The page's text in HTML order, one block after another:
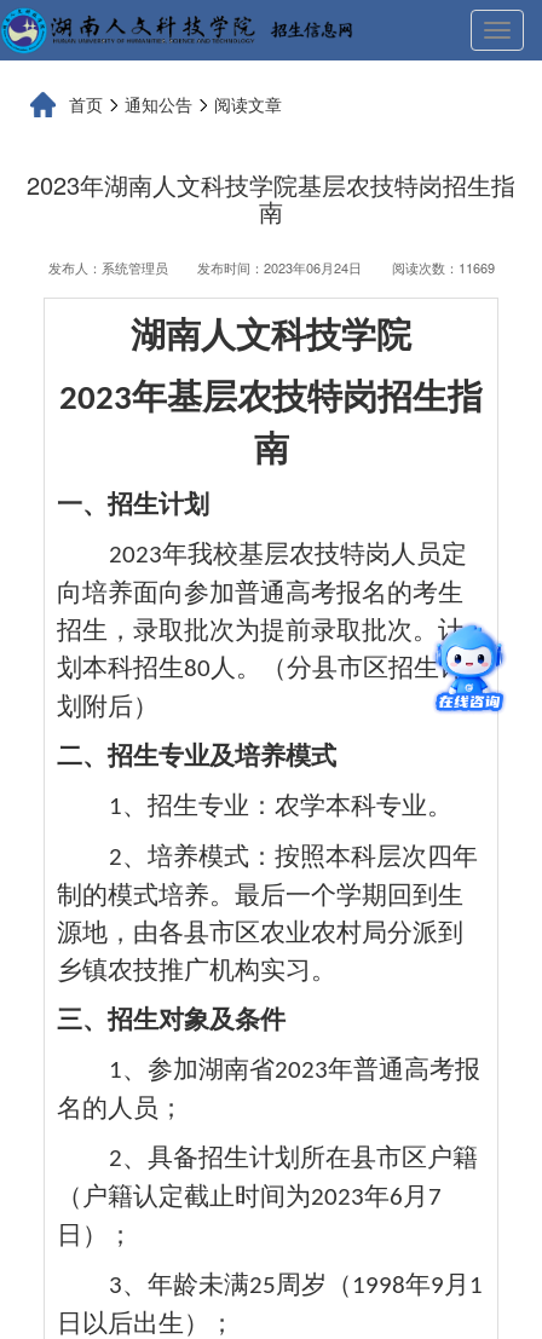
展
开
首页 通知公告 阅读文章
2023年湖南人文科技学院基层农技特岗招生指
南
发布人：系统管理员 发布时间：2023年06月24日 阅读次数：11669
湖南人文科技学院
2023年基层农技特岗招生指
南
一、招生计划
2023年我校基层农技特岗人员定
向培养面向参加普通高考报名的考生
招生，录取批次为提前录取批次。计
划本科招生80人。（分县市区招生计
划附后）
二、招生专业及培养模式
1、招生专业：农学本科专业。
2、培养模式：按照本科层次四年
制的模式培养。最后一个学期回到生
源地，由各县市区农业农村局分派到
乡镇农技推广机构实习。
三、招生对象及条件
1、参加湖南省2023年普通高考报
名的人员；
2、具备招生计划所在县市区户籍
（户籍认定截止时间为2023年6月 7
日）；
3、年龄未满25周岁（ 1998年9月 1
日以后出生）；